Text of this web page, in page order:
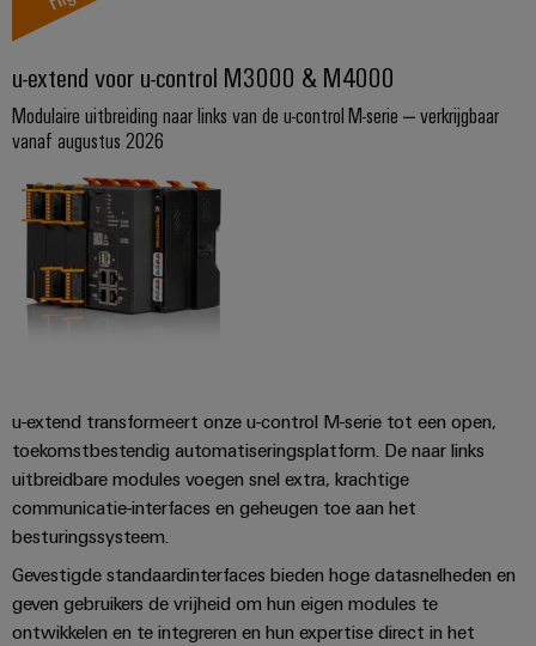
excellentie
in
windenergie
Waterstof
Waterstof
als
belangrijke
technologie
voor
de
Gemodificeerde
en
geassembleerde
Op-
maat-
gemaakte
kabelassemblages
Nieuwe producten
voor je industrie.
Onze Industrial
Connectivity
innovaties.
u-extend voor u-control M3000 & M4000
Modulaire uitbreiding naar links van de u-control M-serie – verkrijgbaar
vanaf augustus 2026
u-extend transformeert onze u-control M-serie tot een open,
toekomstbestendig automatiseringsplatform. De naar links
uitbreidbare modules voegen snel extra, krachtige
communicatie-interfaces en geheugen toe aan het
besturingssysteem.
Gevestigde standaardinterfaces bieden hoge datasnelheden en
geven gebruikers de vrijheid om hun eigen modules te
ontwikkelen en te integreren en hun expertise direct in het